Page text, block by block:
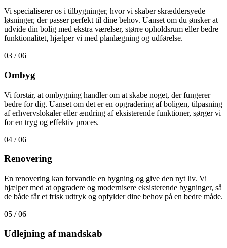
Vi specialiserer os i tilbygninger, hvor vi skaber skræddersyede
løsninger, der passer perfekt til dine behov. Uanset om du ønsker at
udvide din bolig med ekstra værelser, større opholdsrum eller bedre
funktionalitet, hjælper vi med planlægning og udførelse.
03 / 06
Ombyg
Vi forstår, at ombygning handler om at skabe noget, der fungerer
bedre for dig. Uanset om det er en opgradering af boligen, tilpasning
af erhvervslokaler eller ændring af eksisterende funktioner, sørger vi
for en tryg og effektiv proces.
04 / 06
Renovering
En renovering kan forvandle en bygning og give den nyt liv. Vi
hjælper med at opgradere og modernisere eksisterende bygninger, så
de både får et frisk udtryk og opfylder dine behov på en bedre måde.
05 / 06
Udlejning af mandskab